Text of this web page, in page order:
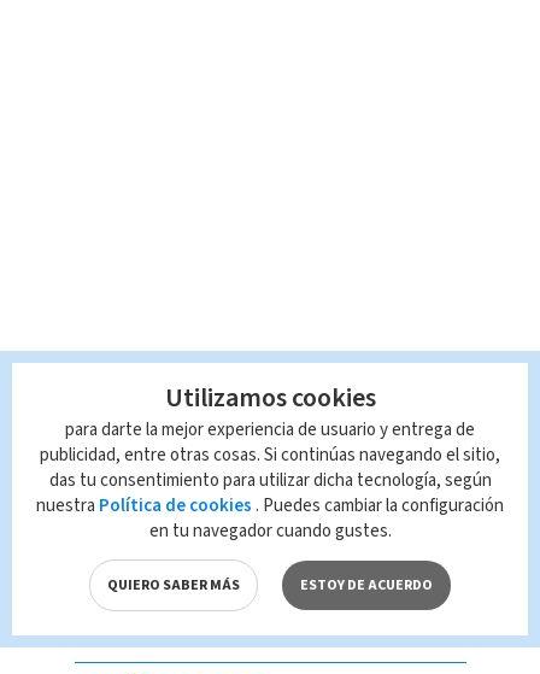
Utilizamos cookies
para darte la mejor experiencia de usuario y entrega de
publicidad, entre otras cosas. Si continúas navegando el sitio,
das tu consentimiento para utilizar dicha tecnología, según
nuestra Política de cookies . Puedes cambiar la configuración
en tu navegador cuando gustes.
QUIERO SABER MÁS ESTOY DE ACUERDO